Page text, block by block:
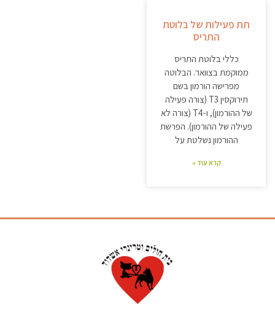
תת פעילות של בלוטת
התריס
כללי בלוטת התריס
ממוקמת בצוואר. הבלוטה
מפרישה הורמון בשם
תירוקסין T3 (צורה פעילה
של ההורמון), ו-T4 (צורה לא
פעילה של ההורמון). הפרשת
ההורמון נשלטת על
קרא עוד »